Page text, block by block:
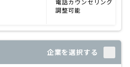
電話カウンセリング
調整可能
企業を選択する